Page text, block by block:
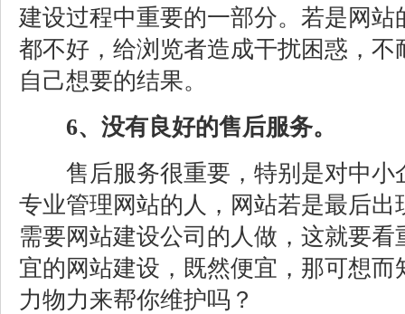
建设过程中重要的一部分。若是网
都不好，给浏览者造成干扰困惑，
自己想要的结果。
6、没有良好的售后服务。
售后服务很重要，特别是对中小
专业管理网站的人，网站若是最后
需要网站建设公司的人做，这就要
宜的网站建设，既然便宜，那可想
力物力来帮你维护吗？